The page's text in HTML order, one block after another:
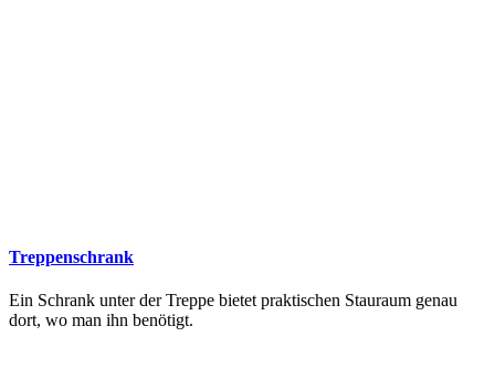
Treppenschrank
Ein Schrank unter der Treppe bietet praktischen Stauraum genau
dort, wo man ihn benötigt.